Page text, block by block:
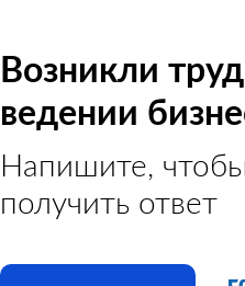
Возникли
ведении
Напишите,
получить ответ